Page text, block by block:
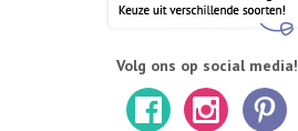
Volg ons op social media!